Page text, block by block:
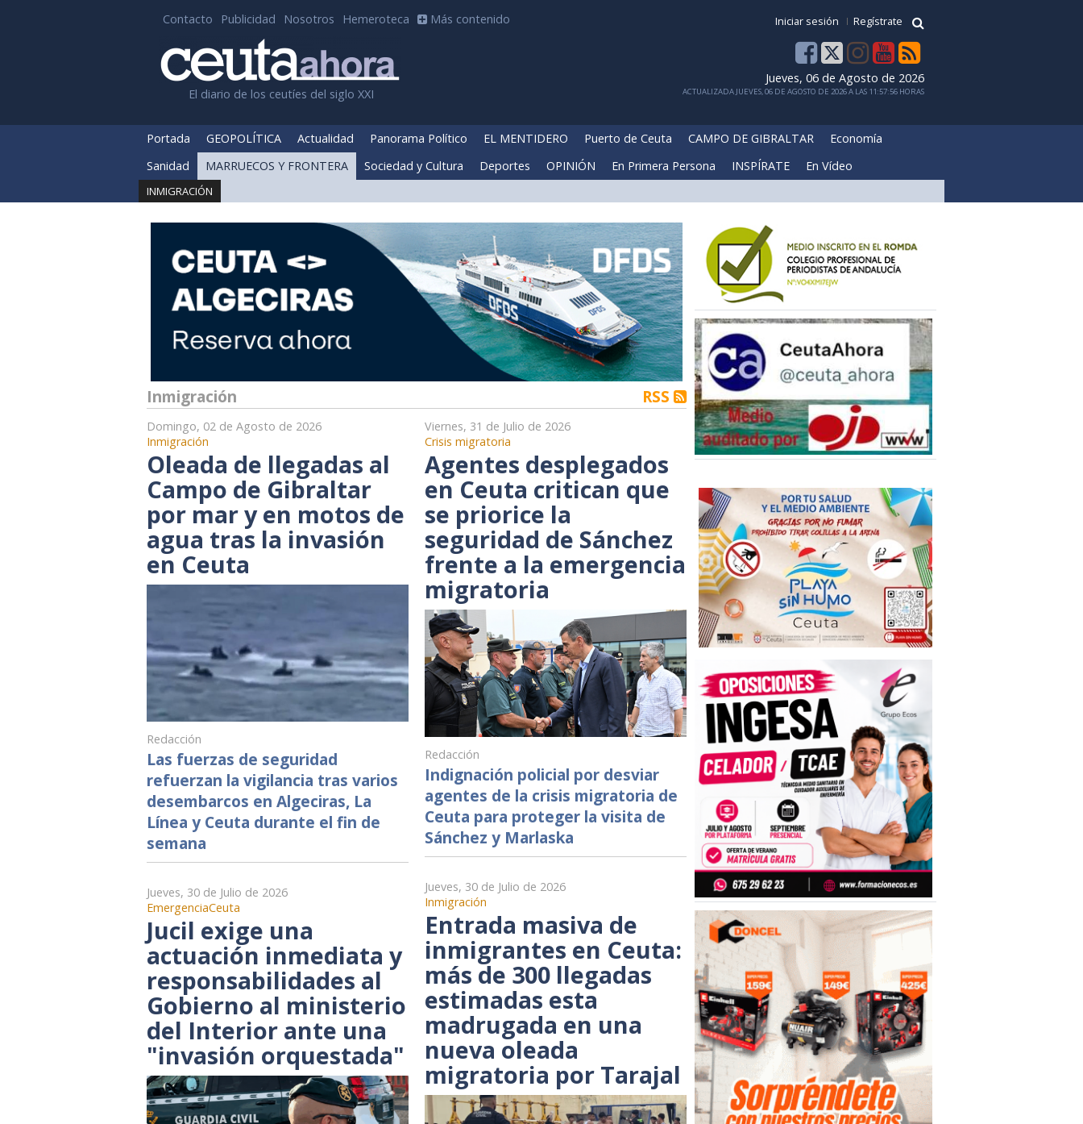
Contacto Publicidad Nosotros Hemeroteca Más contenido Iniciar sesión Regístrate
El diario de los ceutíes del siglo XXI
Jueves, 06 de Agosto de 2026
ACTUALIZADA JUEVES, 06 DE AGOSTO DE 2026 A LAS 11:57:56 HORAS
Portada GEOPOLÍTICA Actualidad Panorama Político EL MENTIDERO Puerto de Ceuta CAMPO DE GIBRALTAR
Economía
Sanidad
MARRUECOS Y FRONTERA Sociedad y Cultura Deportes OPINIÓN En Primera Persona INSPÍRATE En Vídeo
INMIGRACIÓN
Inmigración RSS
Domingo, 02 de Agosto de 2026
Inmigración
Oleada de llegadas al
Campo de Gibraltar
por mar y en motos de
agua tras la invasión
en Ceuta
Redacción
Las fuerzas de seguridad
refuerzan la vigilancia tras varios
desembarcos en Algeciras, La
Línea y Ceuta durante el fin de
semana
Jueves, 30 de Julio de 2026
EmergenciaCeuta
Jucil exige una
actuación inmediata y
responsabilidades al
Gobierno al ministerio
del Interior ante una
"invasión orquestada"
Viernes, 31 de Julio de 2026
Crisis migratoria
Agentes desplegados
en Ceuta critican que
se priorice la
seguridad de Sánchez
frente a la emergencia
migratoria
Redacción
Indignación policial por desviar
agentes de la crisis migratoria de
Ceuta para proteger la visita de
Sánchez y Marlaska
Jueves, 30 de Julio de 2026
Inmigración
Entrada masiva de
inmigrantes en Ceuta:
más de 300 llegadas
estimadas esta
madrugada en una
nueva oleada
migratoria por Tarajal